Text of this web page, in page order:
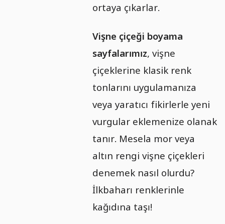
ortaya çıkarlar.
Vişne çiçeği boyama
sayfalarımız, vişne
çiçeklerine klasik renk
tonlarını uygulamanıza
veya yaratıcı fikirlerle yeni
vurgular eklemenize olanak
tanır. Mesela mor veya
altın rengi vişne çiçekleri
denemek nasıl olurdu?
İlkbaharı renklerinle
kağıdına taşı!